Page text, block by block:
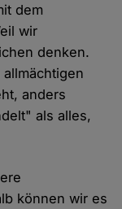
dem
wir
denken.
anders
als alles,
können wir es